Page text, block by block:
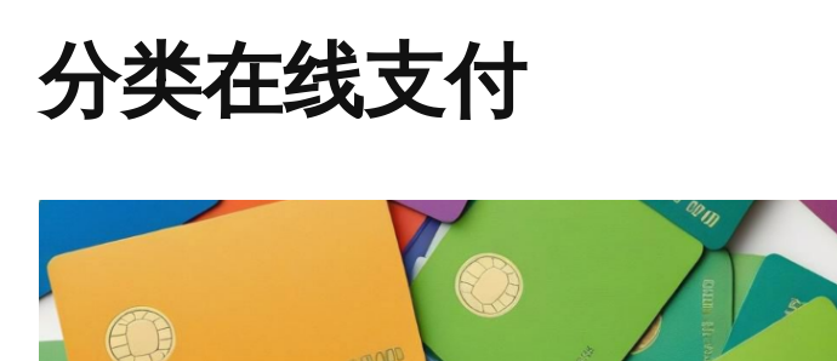
分类在线支付